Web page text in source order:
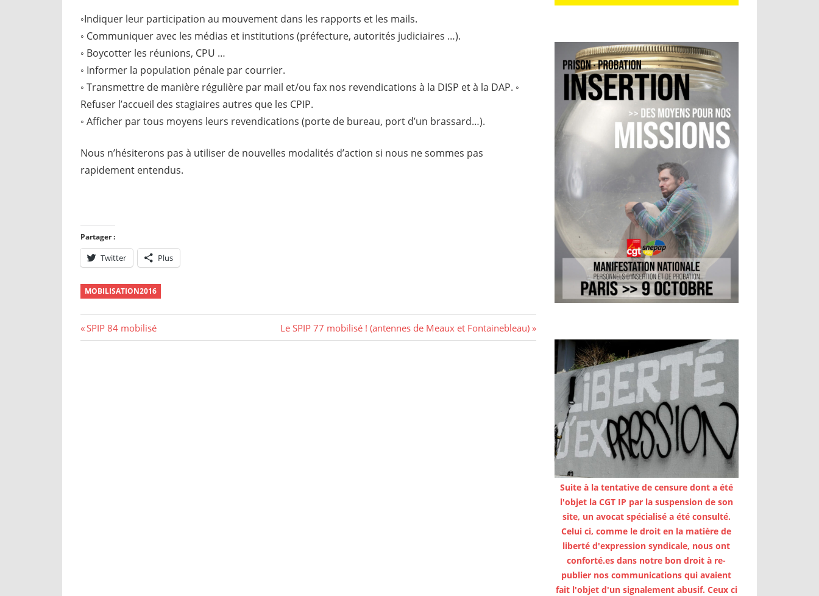
◦Indiquer leur participation au mouvement dans les rapports et les mails.
◦ Communiquer avec les médias et institutions (préfecture, autorités judiciaires …).
◦ Boycotter les réunions, CPU …
◦ Informer la population pénale par courrier.
◦ Transmettre de manière régulière par mail et/ou fax nos revendications à la DISP et à la DAP. ◦
Refuser l’accueil des stagiaires autres que les CPIP.
◦ Afficher par tous moyens leurs revendications (porte de bureau, port d’un brassard…).
Nous n’hésiterons pas à utiliser de nouvelles modalités d’action si nous ne sommes pas
rapidement entendus.
Partager :
Twitter Plus
MOBILISATION2016
Navigation
Previous
Post:
SPIP 84 mobilisé
Next
Post:
Le SPIP 77 mobilisé ! (antennes de Meaux et Fontainebleau)
Suite à la tentative de censure dont a été
l'objet la CGT IP par la suspension de son
site, un avocat spécialisé a été consulté.
Celui ci, comme le droit en la matière de
liberté d'expression syndicale, nous ont
conforté.es dans notre bon droit à re-
publier nos communications qui avaient
fait l'objet d'un signalement abusif. Ceux ci